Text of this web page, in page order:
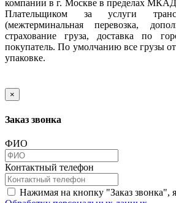
компании в г. Москве в пределах МКАД
Плательщиком за услуги
(межтерминальная перевозка,
страхование груза, доставка по
покупатель. По умолчанию все грузы
упаковке.
×
Заказ звонка
ФИО
Контактный телефон
Нажимая на кнопку "Заказ звонка",